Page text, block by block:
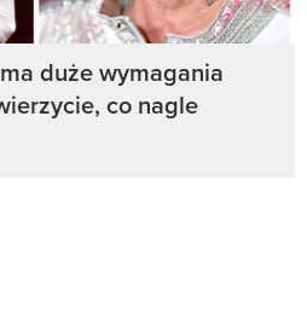
duże wymagania
co nagle